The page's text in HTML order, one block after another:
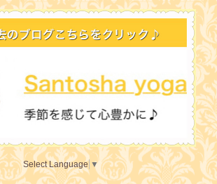
Select Language ▼